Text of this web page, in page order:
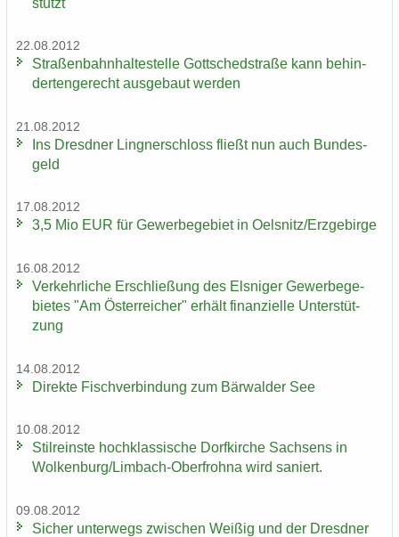
22.08.2012
Stra­ßen­bahn­hal­te­stel­le Gott­sched­stra­ße kann be­hin­
der­ten­ge­recht aus­ge­baut wer­den
21.08.2012
Ins Dresd­ner Ling­ner­schloss fließt nun auch Bun­des­
geld
17.08.2012
3,5 Mio EUR für Ge­wer­be­ge­biet in Oels­nitz/Erz­ge­bir­ge
16.08.2012
Ver­kehr­li­che Er­schlie­ßung des Els­ni­ger Ge­wer­be­ge­
bie­tes "Am Ös­ter­rei­cher" er­hält fi­nan­zi­el­le Un­ter­stüt­
zung
14.08.2012
Di­rek­te Fisch­ver­bin­dung zum Bär­wal­der See
10.08.2012
Stil­reins­te hoch­klas­si­sche Dorf­kir­che Sach­sens in
Wol­ken­burg/Limbach-​Oberfrohna wird sa­niert.
09.08.2012
Si­cher un­ter­wegs zwi­schen Wei­ßig und der Dresd­ner